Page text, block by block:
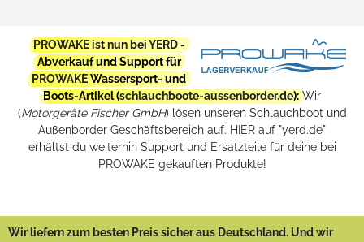
PROWAKE ist nun bei YERD-
Abverkauf und Support für
PROWAKEWassersport- und
Boots-Artikel (schlauchboote-aussenborder.de): Wir
(Motorgeräte Fischer GmbH) lösen unseren Schlauchboot und
Außenborder Geschäftsbereich auf. HIER auf "yerd.de"
erhältst du weiterhin Support und Ersatzteile für deine bei
PROWAKE gekauften Produkte!
Wir liefern zum besten Preis sicher aus Deutschland. Und wir